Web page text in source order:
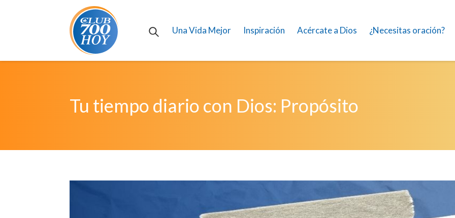
Una Vida Mejor Inspiración Acércate a Dios ¿Necesitas oración?
Tu tiempo diario con Dios: Propósito